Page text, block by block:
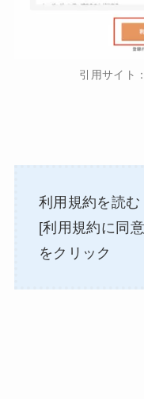
引用サイト
利用規約を読む
[利用規約に同
をクリック